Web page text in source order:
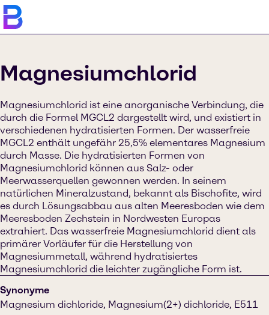
Magnesiumchlorid
Magnesiumchlorid ist eine anorganische Verbindung, die
durch die Formel MGCL2 dargestellt wird, und existiert in
verschiedenen hydratisierten Formen. Der wasserfreie
MGCL2 enthält ungefähr 25,5% elementares Magnesium
durch Masse. Die hydratisierten Formen von
Magnesiumchlorid können aus Salz- oder
Meerwasserquellen gewonnen werden. In seinem
natürlichen Mineralzustand, bekannt als Bischofite, wird
es durch Lösungsabbau aus alten Meeresboden wie dem
Meeresboden Zechstein in Nordwesten Europas
extrahiert. Das wasserfreie Magnesiumchlorid dient als
primärer Vorläufer für die Herstellung von
Magnesiummetall, während hydratisiertes
Magnesiumchlorid die leichter zugängliche Form ist.
Synonyme
Magnesium dichloride, Magnesium(2+) dichloride, E511